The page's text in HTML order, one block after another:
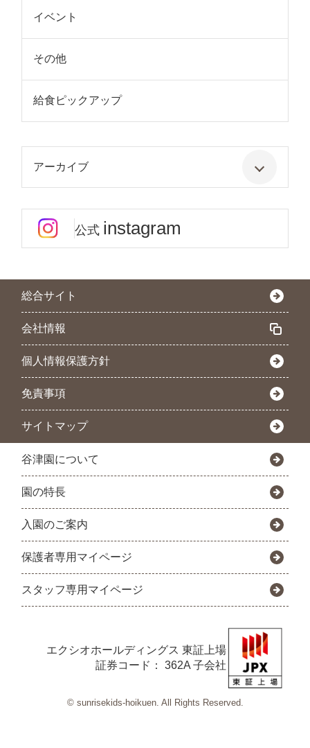
イベント
その他
給食ピックアップ
アーカイブ
公式 instagram
総合サイト
会社情報
個人情報保護方針
免責事項
サイトマップ
谷津園について
園の特長
入園のご案内
保護者専用マイページ
スタッフ専用マイページ
エクシオホールディングス 東証上場
証券コード： 362A 子会社
© sunrisekids-hoikuen. All Rights Reserved.